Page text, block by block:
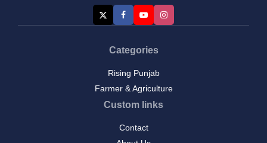
Categories
Rising Punjab
Farmer & Agriculture
Custom links
Contact